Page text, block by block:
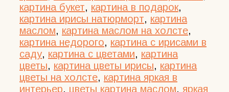
масло
авторская
живопись
картина букет, картина в подарок,
картина ирисы натюрморт, картина
маслом, картина маслом на холсте,
картина недорого, картина с ирисами в
саду, картина с цветами, картина
цветы, картина цветы ирисы, картина
цветы на холсте, картина яркая в
интерьер, цветы картина маслом, яркая